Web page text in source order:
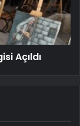
Açıldı